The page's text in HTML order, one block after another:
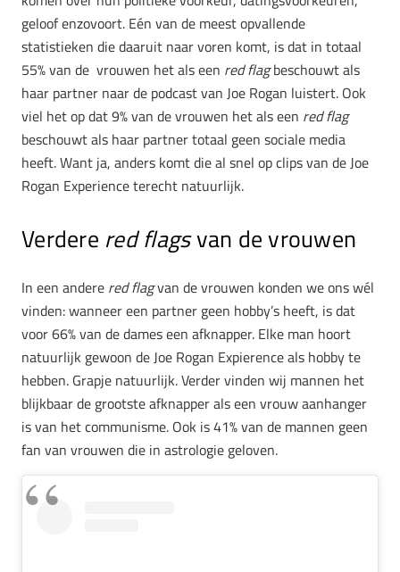
geloof enzovoort. Eén van de meest opvallende
statistieken die daaruit naar voren komt, is dat in totaal
55% van de vrouwen het als een red flagbeschouwt als
haar partner naar de podcast van Joe Rogan luistert. Ook
viel het op dat 9% van de vrouwen het als een red flag
beschouwt als haar partner totaal geen sociale media
heeft. Want ja, anders komt die al snel op clips van de Joe
Rogan Experience terecht natuurlijk.
Verdere red flagsvan de vrouwen
In een andere red flagvan de vrouwen konden we ons wél
vinden: wanneer een partner geen hobby’s heeft, is dat
voor 66% van de dames een afknapper. Elke man hoort
natuurlijk gewoon de Joe Rogan Expierence als hobby te
hebben. Grapje natuurlijk. Verder vinden wij mannen het
blijkbaar de grootste afknapper als een vrouw aanhanger
is van het communisme. Ook is 41% van de mannen geen
fan van vrouwen die in astrologie geloven.